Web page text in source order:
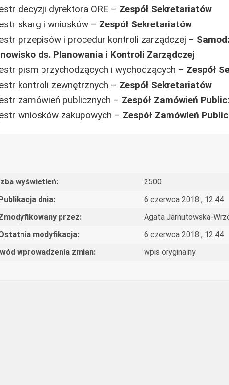
decyzji dyrektora ORE – Zespół Sekretariatów
skarg i wniosków – Zespół Sekretariatów
przepisów i procedur kontroli zarządczej –
ds. Planowania i Kontroli Zarządczej
pism przychodzących i wychodzących – Zespół
kontroli zewnętrznych – Zespół Sekretariatów
zamówień publicznych – Zespół Zamówień
wniosków zakupowych – Zespół Zamówień
wyświetleń:
2500
dnia:
6 czerwca 2018 , 12:44
przez:
Agata Jarnutowska-
modyfikacja:
6 czerwca 2018 , 12:44
wprowadzenia zmian:
wpis oryginalny